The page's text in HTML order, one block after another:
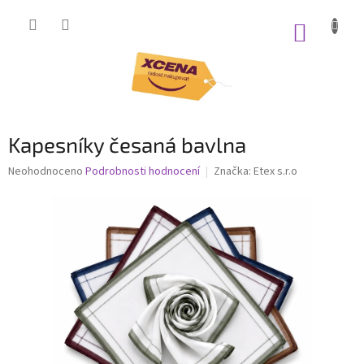
Kapesníky česaná bavlna
Průměrné
Neohodnoceno Podrobnosti hodnocení Značka: Etex s.r.o